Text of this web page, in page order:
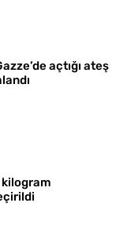
açtığı ateş
kilogram